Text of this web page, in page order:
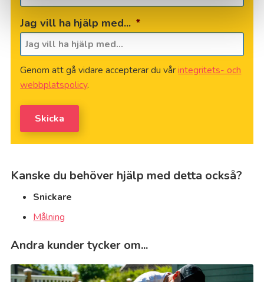
Jag vill ha hjälp med... *
Genom att gå vidare accepterar du vårintegritets- och
webbplatspolicy.
Skicka
Kanske du behöver hjälp med detta också?
Snickare
Målning
Andra kunder tycker om...